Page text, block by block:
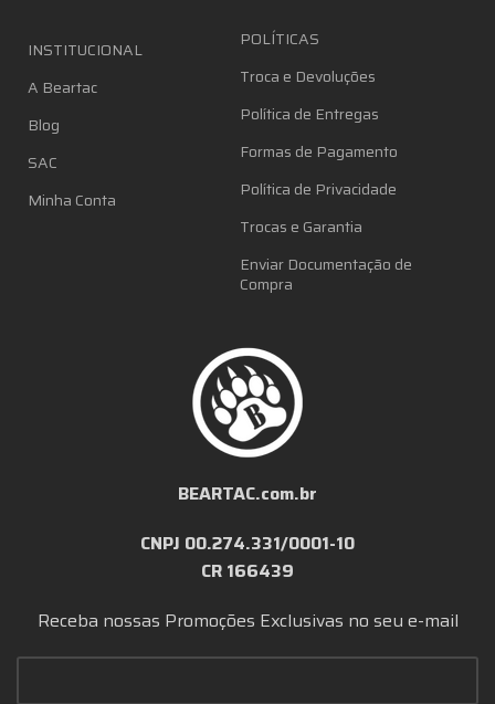
INSTITUCIONAL
A Beartac
Blog
SAC
Minha Conta
POLÍTICAS
Troca e Devoluções
Política de Entregas
Formas de Pagamento
Política de Privacidade
Trocas e Garantia
Enviar Documentação de
Compra
BEARTAC.com.br
CNPJ 00.274.331/0001-10
CR 166439
Receba nossas Promoções Exclusivas no seu e-mail